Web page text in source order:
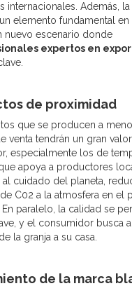
internacionales. Además,
elemento fundamental
nuevo escenario donde
expertos en
de proximidad
que se producen a
venta tendrán un gran
especialmente los de
apoya a productores
cuidado del planeta,
C02 a la atmosfera en el
En paralelo, la calidad se
y el consumidor busca
la granja a su casa.
de la marca